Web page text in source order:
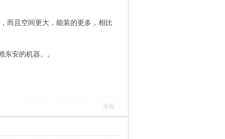
而且空间更大，能装的更多，相比
安的机器。。
举报